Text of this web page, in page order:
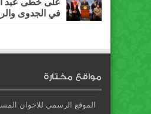
على خطى عبد
في الجدوى
مواقع مختارة
الموقع الرسمي للاخوان